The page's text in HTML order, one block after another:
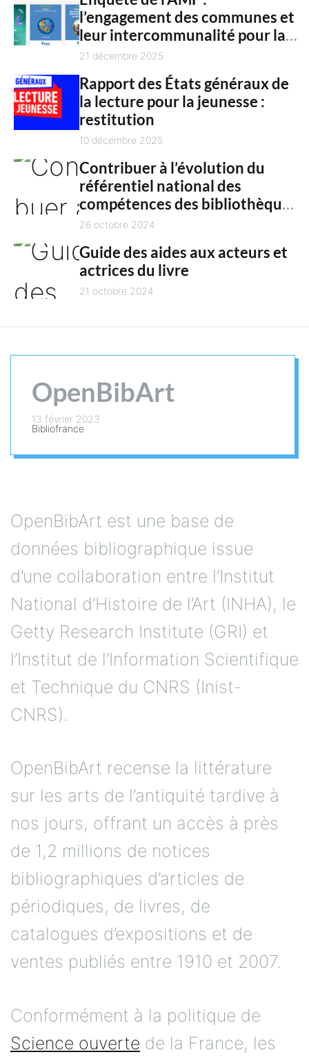
c
h
l’engagement des communes et
leur intercommunalité pour la
culture en 2025
21 décembre 2025
Rapport des États généraux de
la lecture pour la jeunesse :
restitution
10 décembre 2025
Contribuer à l’évolution du
référentiel national des
compétences des bibliothèques
territoriales
26 octobre 2024
Guide des aides aux acteurs et
actrices du livre
21 octobre 2024
OpenBibArt
13 février 2023
Bibliofrance
OpenBibArt est une base de
données bibliographique issue
d’une collaboration entre l’Institut
National d’Histoire de l’Art (INHA), le
Getty Research Institute (GRI) et
l’Institut de l’Information Scientifique
et Technique du CNRS (Inist-
CNRS).
OpenBibArt recense la littérature
sur les arts de l’antiquité tardive à
nos jours, offrant un accès à près
de 1,2 millions de notices
bibliographiques d’articles de
périodiques, de livres, de
catalogues d’expositions et de
ventes publiés entre 1910 et 2007.
Conformément à la politique de
Science ouverte de la France, les